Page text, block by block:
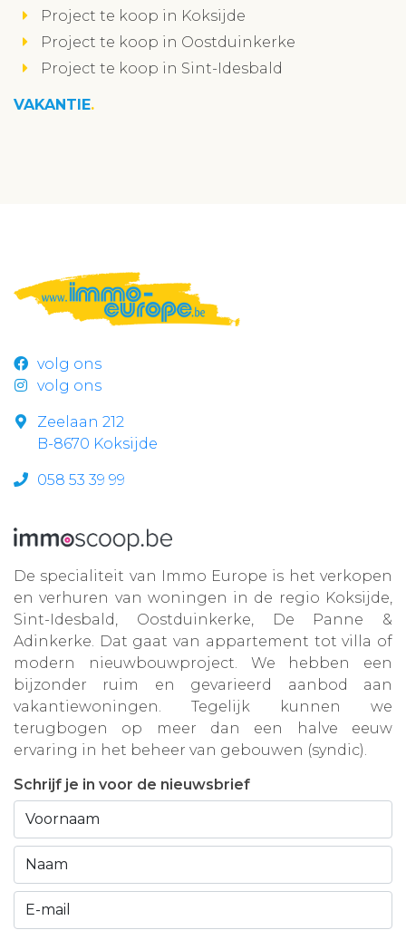
Project te koop in Koksijde
Project te koop in Oostduinkerke
Project te koop in Sint-Idesbald
VAKANTIE
volg ons
volg ons
Zeelaan 212
B-8670 Koksijde
058 53 39 99
De specialiteit van Immo Europe is het verkopen
en verhuren van woningen in de regio Koksijde,
Sint-Idesbald, Oostduinkerke, De Panne &
Adinkerke. Dat gaat van appartement tot villa of
modern nieuwbouwproject. We hebben een
bijzonder ruim en gevarieerd aanbod aan
vakantiewoningen. Tegelijk kunnen we
terugbogen op meer dan een halve eeuw
ervaring in het beheer van gebouwen (syndic).
Schrijf je in voor de nieuwsbrief